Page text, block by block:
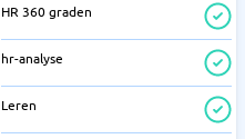
HR 360 graden
hr-analyse
Leren